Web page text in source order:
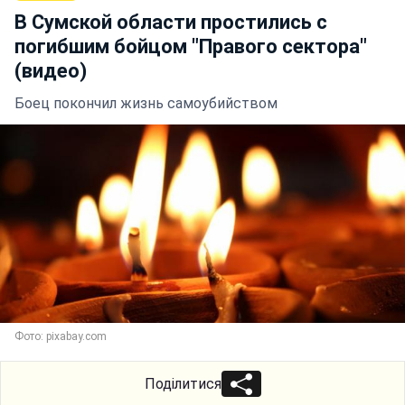
В Сумской области простились с
погибшим бойцом "Правого сектора"
(видео)
Боец покончил жизнь самоубийством
Фото: pixabay.com
Поділитися